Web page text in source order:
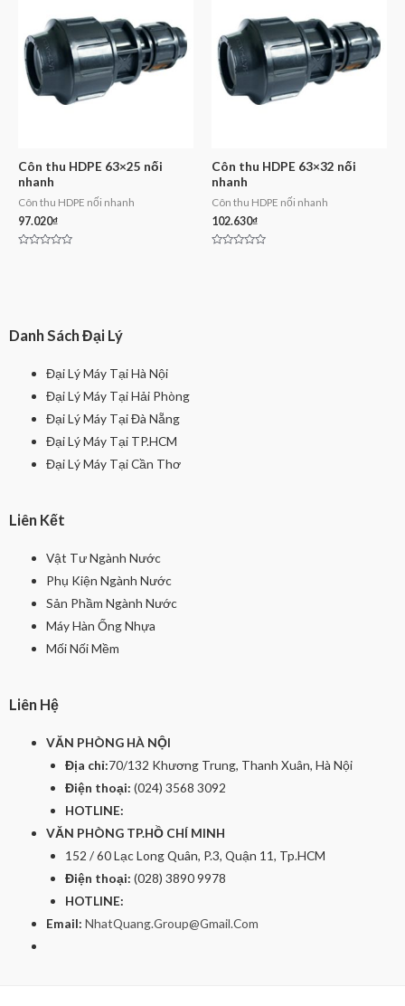
Côn thu HDPE 63×25 nối
nhanh
Côn thu HDPE nối nhanh
97.020₫
Côn thu HDPE 63×32 nối
nhanh
Côn thu HDPE nối nhanh
102.630₫
Danh Sách Đại Lý
Đại Lý Máy Tại Hà Nội
Đại Lý Máy Tại Hải Phòng
Đại Lý Máy Tại Đà Nẵng
Đại Lý Máy Tại TP.HCM
Đại Lý Máy Tại Cần Thơ
Liên Kết
Vật Tư Ngành Nước
Phụ Kiện Ngành Nước
Sản Phầm Ngành Nước
Máy Hàn Ống Nhựa
Mối Nối Mềm
Liên Hệ
VĂN PHÒNG HÀ NỘI
Địa chỉ:70/132 Khương Trung, Thanh Xuân, Hà Nội
Điện thoại: (024) 3568 3092
HOTLINE:
VĂN PHÒNG TP.HỒ CHÍ MINH
152 / 60 Lạc Long Quân, P.3, Quận 11, Tp.HCM
Điện thoại: (028) 3890 9978
HOTLINE:
Email: NhatQuang.Group@Gmail.Com